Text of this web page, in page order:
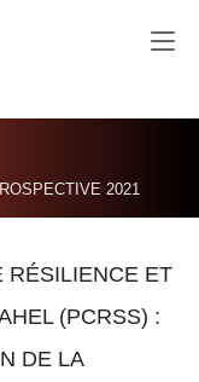
2021
RÉSILIENCE ET
(PCRSS) :
DE LA